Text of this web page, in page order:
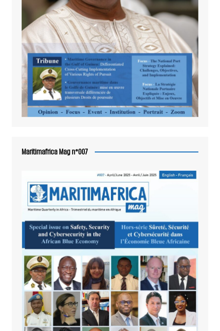
Maritimafrica Mag n°007